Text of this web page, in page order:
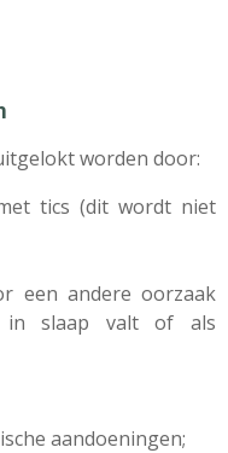
worden door:
tics (dit wordt niet
een andere oorzaak
in slaap valt of als
aandoeningen;